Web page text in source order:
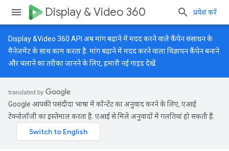
Display & Video 360 प्रवेश करें
Display &Video 360 API अब मांग बढ़ाने में मदद करने वाले कैंपेन संसाधन के
मैनेजमेंट के साथ काम करता है. मांग बढ़ाने में मदद करने वाला विज्ञापन कैंपेन बनाने
और चलाने का तरीका जानने के लिए, हमारीनई गाइडदेखें.
Google आपकी पसंदीदा भाषा में कॉन्टेंट का अनुवाद करने के लिए, एआई
टेक्नोलॉजी का इस्तेमाल करता है. एआई से मिले अनुवादों में गलतियां हो सकती हैं.